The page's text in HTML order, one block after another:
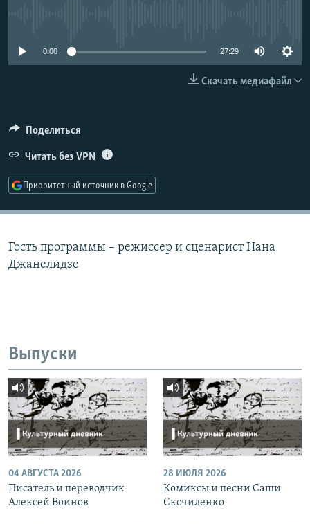
Все сайты РСЕ/РС
0:00 27:29
Скачать медиафайл
Поделиться
Читать без VPN
Приоритетный источник в Google
Гость программы – режиссер и сценарист Нана
Джанелидзе
Выпуски
04 АВГУСТА 2026
Писатель и переводчик
Алексей Воинов
28 ИЮЛЯ 2026
Комиксы и песни Саши
Скочиленко